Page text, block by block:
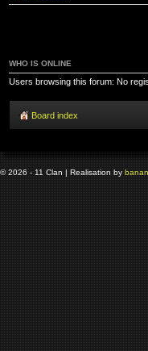
WHO IS ONLINE
Users browsing this forum: No
Board index
© 2026 - 11 Clan | Realisation by